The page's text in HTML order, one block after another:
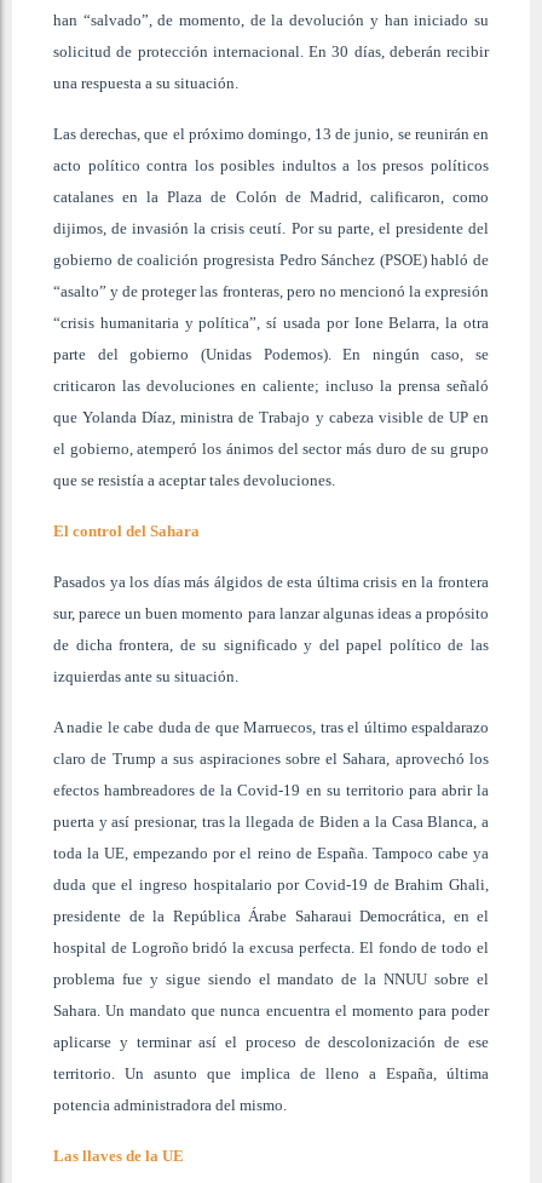
han “salvado”, de momento, de la devolución y han iniciado su
solicitud de protección internacional. En 30 días, deberán recibir
una respuesta a su situación.
Las derechas, que el próximo domingo, 13 de junio, se reunirán en
acto político contra los posibles indultos a los presos políticos
catalanes en la Plaza de Colón de Madrid, calificaron, como
dijimos, de invasión la crisis ceutí. Por su parte, el presidente del
gobierno de coalición progresista Pedro Sánchez (PSOE) habló de
“asalto” y de proteger las fronteras, pero no mencionó la expresión
“crisis humanitaria y política”, sí usada por Ione Belarra, la otra
parte del gobierno (Unidas Podemos). En ningún caso, se
criticaron las devoluciones en caliente; incluso la prensa señaló
que Yolanda Díaz, ministra de Trabajo y cabeza visible de UP en
el gobierno, atemperó los ánimos del sector más duro de su grupo
que se resistía a aceptar tales devoluciones.
El control del Sahara
Pasados ya los días más álgidos de esta última crisis en la frontera
sur, parece un buen momento para lanzar algunas ideas a propósito
de dicha frontera, de su significado y del papel político de las
izquierdas ante su situación.
A nadie le cabe duda de que Marruecos, tras el último espaldarazo
claro de Trump a sus aspiraciones sobre el Sahara, aprovechó los
efectos hambreadores de la Covid-19 en su territorio para abrir la
puerta y así presionar, tras la llegada de Biden a la Casa Blanca, a
toda la UE, empezando por el reino de España. Tampoco cabe ya
duda que el ingreso hospitalario por Covid-19 de Brahim Ghali,
presidente de la República Árabe Saharaui Democrática, en el
hospital de Logroño bridó la excusa perfecta. El fondo de todo el
problema fue y sigue siendo el mandato de la NNUU sobre el
Sahara. Un mandato que nunca encuentra el momento para poder
aplicarse y terminar así el proceso de descolonización de ese
territorio. Un asunto que implica de lleno a España, última
potencia administradora del mismo.
Las llaves de la UE